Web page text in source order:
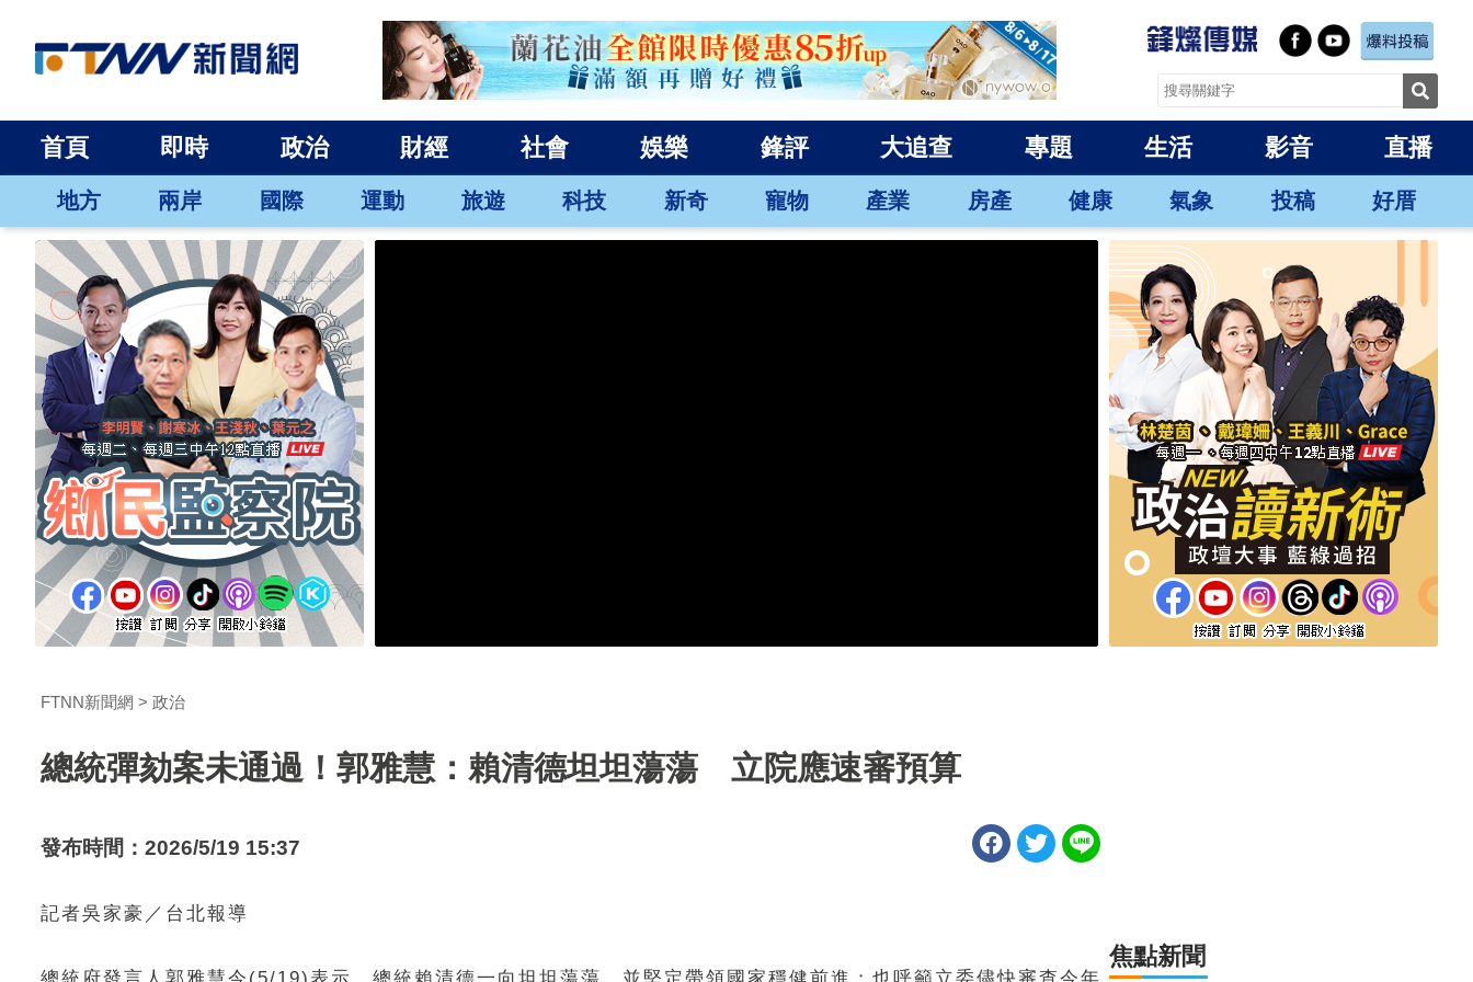
首頁 即時 政治 財經 社會 娛樂 鋒評 大追查 專題 生活 影音 直播
地方 兩岸 國際 運動 旅遊 科技 新奇 寵物 產業 房產 健康 氣象 投稿 好厝
FTNN新聞網 政治
總統彈劾案未通過！郭雅慧：賴清德坦坦蕩蕩 立院應速審預算
發布時間：2026/5/19 15:37
記者吳家豪／台北報導
焦點新聞